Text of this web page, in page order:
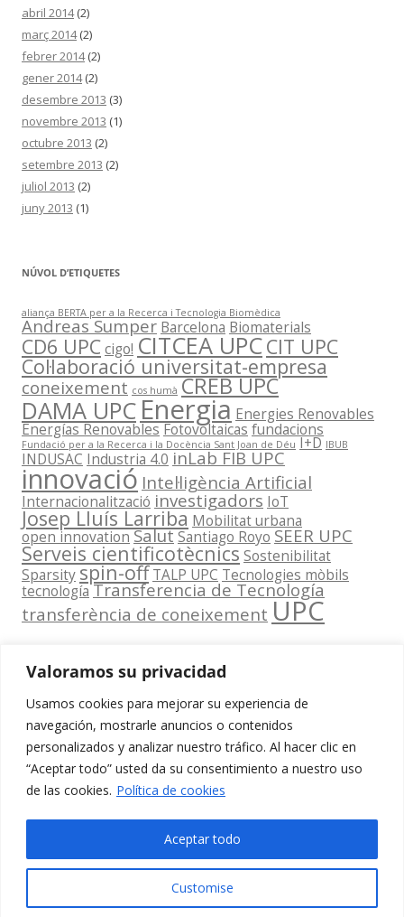
Valoramos su privacidad
Usamos cookies para mejorar su experiencia de
navegación, mostrarle anuncios o contenidos
personalizados y analizar nuestro tráfico. Al hacer clic en
“Aceptar todo” usted da su consentimiento a nuestro uso
de las cookies. Política de cookies
Customise
Aceptar todo
abril 2014(2)
març 2014(2)
febrer 2014(2)
gener 2014(2)
desembre 2013 (3)
novembre 2013 (1)
octubre 2013 (2)
setembre 2013 (2)
juliol 2013 (2)
juny 2013 (1)
NÚVOL D’ETIQUETES
aliança BERTA per a la Recerca i Tecnologia Biomèdica
Andreas Sumper Barcelona Biomaterials
CD6 UPCcigo! CITCEA UPCCIT UPC
Col·laboració universitat-empresa
coneixement cos humà CREB UPC
DAMA UPC Energia Energies Renovables
Energías RenovablesFotovoltaicas fundacions
Fundació per a la Recerca i la Docència Sant Joan de Déu I+D IBUB
INDUSAC Industria 4.0 inLab FIB UPC
innovació Intel·ligència Artificial
Internacionalització investigadors IoT
Josep Lluís Larriba Mobilitat urbana
open innovationSalutSantiago Royo SEER UPC
Serveis cientificotècnicsSostenibilitat
Sparsityspin-off TALP UPC Tecnologies mòbils
tecnología Transferencia de Tecnología
transferència de coneixement UPC
Contacta
amb
nosaltres
Edifici
Girona 1-3
www.cit.upc.edu
+34 93 405 44
03
Segueix-nos